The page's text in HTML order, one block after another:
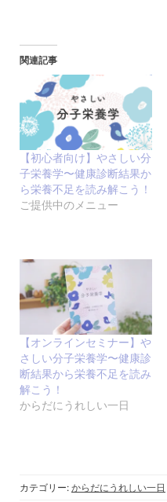
関連記事
【初心者向け】やさしい分
子栄養学〜健康診断結果か
ら栄養不足を読み解こう！
ご提供中のメニュー
【オンラインセミナー】や
さしい分子栄養学〜健康診
断結果から栄養不足を読み
解こう！
からだにうれしい一日
カテゴリー: からだにうれしい一日